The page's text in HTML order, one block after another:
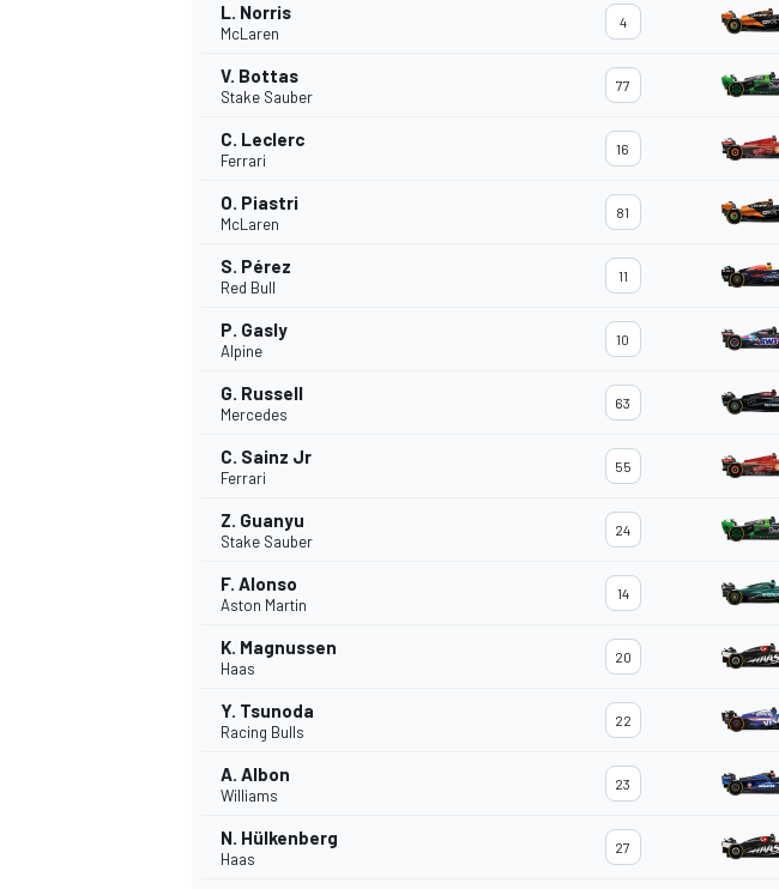
L. Norris
McLaren
4
V. Bottas
Stake Sauber
77
C. Leclerc
Ferrari
16
O. Piastri
McLaren
81
S. Pérez
Red Bull
11
P. Gasly
Alpine
10
G. Russell
Mercedes
63
C. Sainz Jr
Ferrari
55
Z. Guanyu
Stake Sauber
24
F. Alonso
Aston Martin
14
K. Magnussen
Haas
20
Y. Tsunoda
Racing Bulls
22
A. Albon
Williams
23
N. Hülkenberg
Haas
27